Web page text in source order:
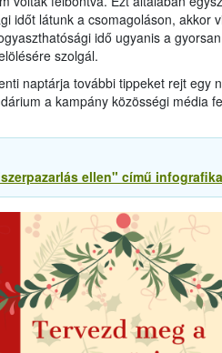
időt látunk a csomagoláson, akkor
idő ugyanis a
szolgál.
naptárja további tippeket rejt egy
a kampány közösségi média
ellen" című